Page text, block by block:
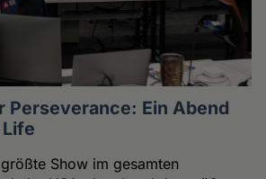
Perseverance: Ein Abend
Show im gesamten